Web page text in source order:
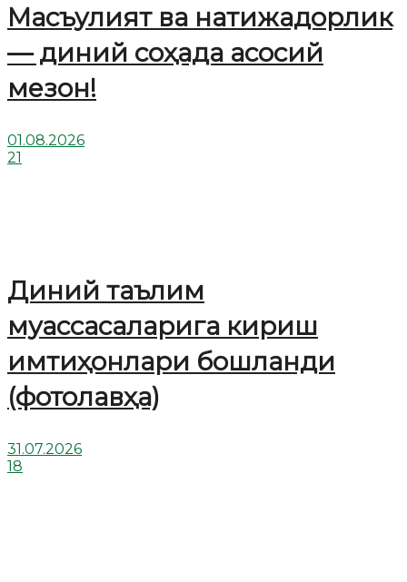
Масъулият ва натижадорлик
— диний соҳада асосий
мезон!
01.08.2026
21
Диний таълим
муассасаларига кириш
имтиҳонлари бошланди
(фотолавҳа)
31.07.2026
18